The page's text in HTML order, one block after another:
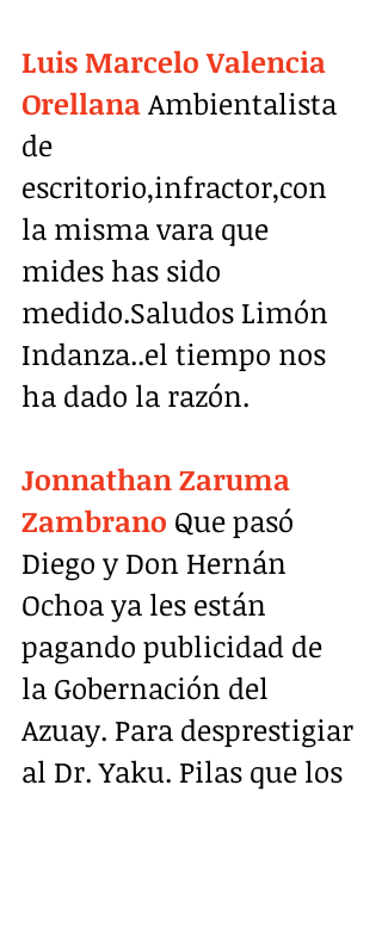
Luis Marcelo Valencia
Orellana Ambientalista
de
escritorio,infractor,con
la misma vara que
mides has sido
medido.Saludos Limón
Indanza..el tiempo nos
ha dado la razón.
Jonnathan Zaruma
Zambrano Que pasó
Diego y Don Hernán
Ochoa ya les están
pagando publicidad de
la Gobernación del
Azuay. Para desprestigiar
al Dr. Yaku. Pilas que los